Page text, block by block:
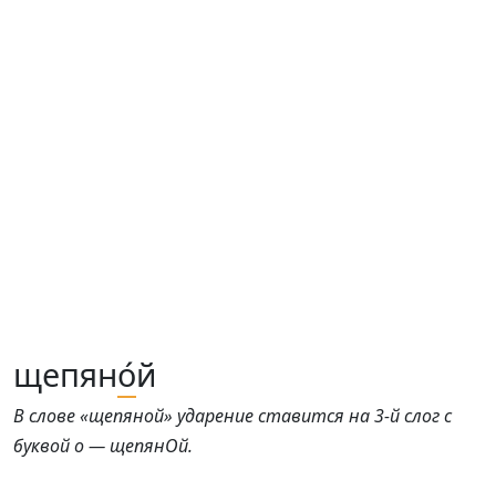
щепяно́й
В слове «щепяной» ударение ставится на 3-й слог с
буквой о — щепянОй.